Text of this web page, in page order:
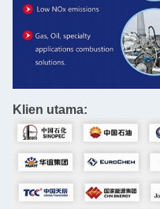
Klien utama: